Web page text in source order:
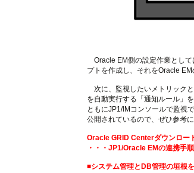
Oracle EM側の設定作業として
プトを作成し、それをOracle
次に、監視したいメトリック
を自動実行する「通知ルール」
ともにJP1/IMコンソールで監視
公開されているので、ぜひ参考に
Oracle GRID Centerダウンロー
・・・JP1/Oracle EMの連携手
■システム管理とDB管理の垣根